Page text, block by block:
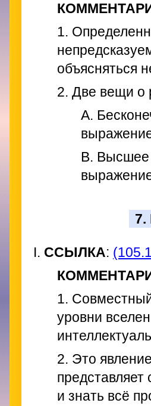
1.
объясняться
2. Две вещи о
A.
B.
I. ССЫЛКА:
1.
уровни
2. Это
и знать всё